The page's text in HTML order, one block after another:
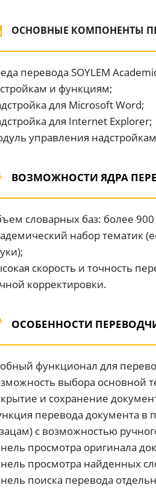
ОСНОВНЫЕ КОМПОНЕНТЫ
перевода SOYLEM
и функциям;
для Microsoft Word;
для Internet Explorer;
управления
ВОЗМОЖНОСТИ ЯДРА
словарных баз: более 900
набор тематик
скорость и точность
корректировки.
ОСОБЕННОСТИ
функционал для
выбора основной
и сохранение
перевода документа
с возможностью
просмотра оригинала
просмотра найденных
поиска перевода